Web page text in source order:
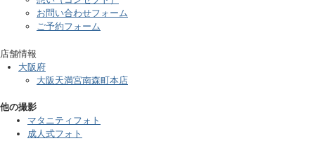
お問い合わせフォーム
ご予約フォーム
店舗情報
大阪府
大阪天満宮南森町本店
他の撮影
マタニティフォト
成人式フォト